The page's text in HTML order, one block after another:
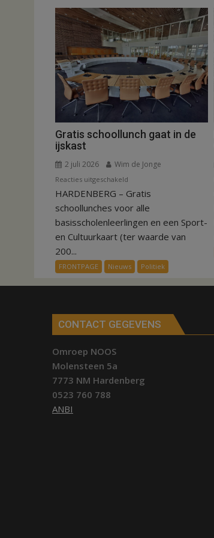
Gratis schoollunch gaat in de
ijskast
2 juli 2026 Wim de Jonge
Reacties uitgeschakeld
Gratis
schoollunch
ijskast
HARDENBERG – Gratis
schoollunches voor alle
basisscholenleerlingen en een Sport-
en Cultuurkaart (ter waarde van
200...
FRONTPAGE Nieuws Politiek
CONTACT GEGEVENS
Omroep NOOS
Molensteen 5a
7773 NM Hardenberg
0523 760 788
ANBI